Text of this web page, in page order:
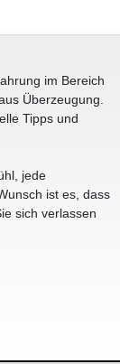
im Bereich
Überzeugung.
Tipps und
jede
ist es, dass
sich verlassen